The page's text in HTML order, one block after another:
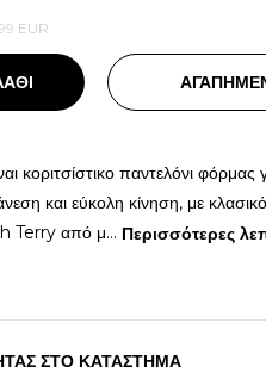
EUR
παντελόνι φόρμας
και εύκολη κίνηση, με
Terry από μ... Περισσότερες
ΣΤΟ ΚΑΤΑΣΤΗΜΑ